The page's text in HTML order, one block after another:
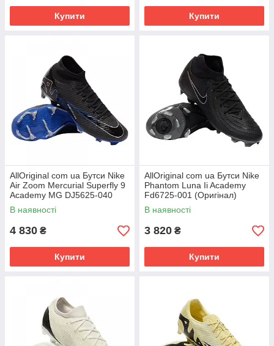
Купити Купити
AllOriginal com ua Бутси Nike
Air Zoom Mercurial Superfly 9
Academy MG DJ5625-040
(Оригінал) РОЗМІРИ
ЗАПИТУЙТЕ
В наявності
4 830 ₴
Купити
AllOriginal com ua Бутси Nike
Phantom Luna Ii Academy
Fd6725-001 (Оригінал)
РОЗМІРИ ЗАПИТУЙТЕ
В наявності
3 820 ₴
Купити